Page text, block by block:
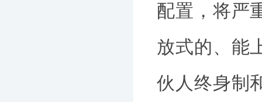
配置，将严
放式的、能
伙人终身制